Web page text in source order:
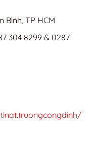
Bình, TP HCM
304 8299 & 0287